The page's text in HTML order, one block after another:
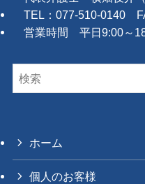
TEL：077-510-0140
営業時間 平日9:00～
ホーム
個人のお客様